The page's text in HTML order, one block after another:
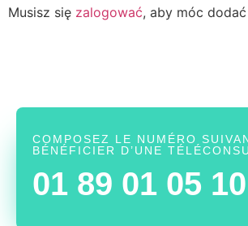
Musisz się zalogować, aby móc
COMPOSEZ LE NUMÉRO
BÉNÉFICIER D’UNE
01 89 01 05 10